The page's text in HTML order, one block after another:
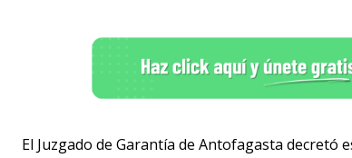
El Juzgado de Garantía de Antofagasta